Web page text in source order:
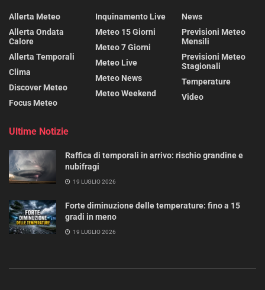
Allerta Meteo
Allerta Ondata
Calore
Allerta Temporali
Clima
Discover Meteo
Focus Meteo
Inquinamento Live
Meteo 15 Giorni
Meteo 7 Giorni
Meteo Live
Meteo News
Meteo Weekend
News
Previsioni Meteo
Mensili
Previsioni Meteo
Stagionali
Temperature
Video
Ultime Notizie
Raffica di temporali in arrivo: rischio grandine e
nubifragi
19 LUGLIO 2026
Forte diminuzione delle temperature: fino a 15
gradi in meno
19 LUGLIO 2026